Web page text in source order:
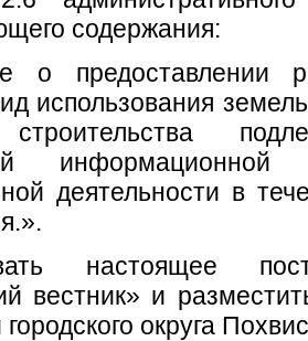
содержания:
о предоставлении
использования
строительства
деятельности в
настоящее
вестник» и
округа